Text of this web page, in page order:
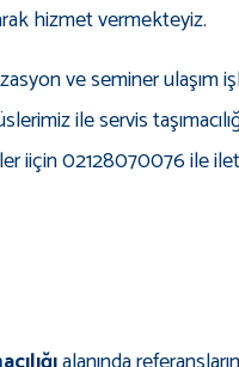
hizmet vermekteyiz.
ve seminer ulaşım
ile servis
iiçin 02128070076 ile